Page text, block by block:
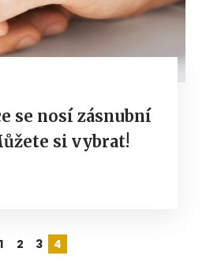
se nosí zásnubní
si vybrat!
1 2 3 4